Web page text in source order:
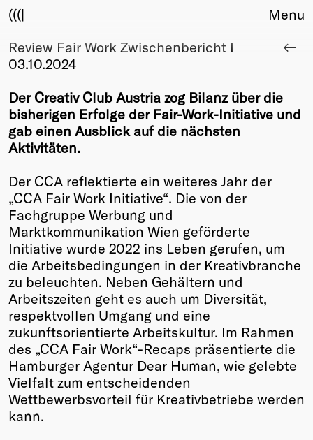
(((|
About
Club
Sponsors
Fair Work
TBD
Upcoming
Past
Membership
Info
Members
Young Creatives
Friends of Creativity
Winners
2026
Past
Annual
Menu
Review Fair Work Zwischenbericht I
03.10.2024
Der Creativ Club Austria zog Bilanz über die
bisherigen Erfolge der Fair-Work-Initiative und
gab einen Ausblick auf die nächsten
Aktivitäten.
Der CCA reflektierte ein weiteres Jahr der
„CCA Fair Work Initiative“. Die von der
Fachgruppe Werbung und
Marktkommunikation Wien geförderte
Initiative wurde 2022 ins Leben gerufen, um
die Arbeitsbedingungen in der Kreativbranche
zu beleuchten. Neben Gehältern und
Arbeitszeiten geht es auch um Diversität,
respektvollen Umgang und eine
zukunftsorientierte Arbeitskultur. Im Rahmen
des „CCA Fair Work“-Recaps präsentierte die
Hamburger Agentur Dear Human, wie gelebte
Vielfalt zum entscheidenden
Wettbewerbsvorteil für Kreativbetriebe werden
kann.